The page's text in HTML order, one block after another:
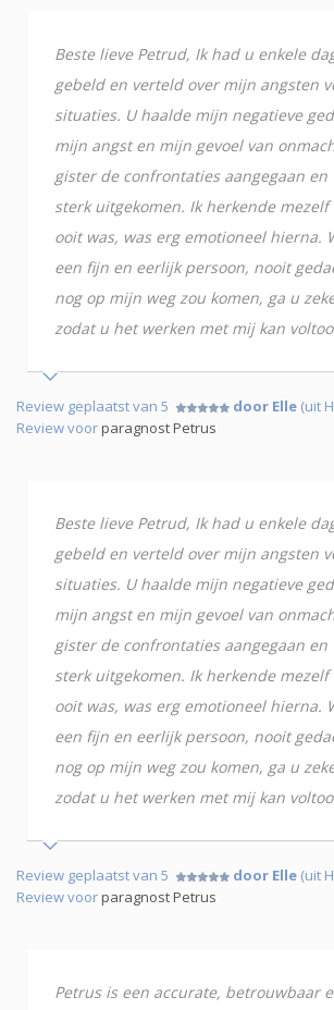
Beste lieve Petrud, Ik had u enkele
gebeld en verteld over mijn angsten
situaties. U haalde mijn negatieve
mijn angst en mijn gevoel van
gister de confrontaties aangegaan en
sterk uitgekomen. Ik herkende
ooit was, was erg emotioneel hierna.
een fijn en eerlijk persoon, nooit
nog op mijn weg zou komen, ga u
zodat u het werken met mij kan
Review geplaatst van 5 door Elle (uit
Review voorparagnost Petrus
Beste lieve Petrud, Ik had u enkele
gebeld en verteld over mijn angsten
situaties. U haalde mijn negatieve
mijn angst en mijn gevoel van
gister de confrontaties aangegaan en
sterk uitgekomen. Ik herkende
ooit was, was erg emotioneel hierna.
een fijn en eerlijk persoon, nooit
nog op mijn weg zou komen, ga u
zodat u het werken met mij kan
Review geplaatst van 5 door Elle (uit
Review voorparagnost Petrus
Petrus is een accurate, betrouwbaar